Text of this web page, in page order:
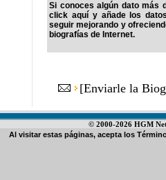
Si conoces algún dato más
click aquí y añade los
seguir mejorando y
biografías de Internet.
[Enviarle la
© 2000-2026 HGM
Al visitar estas páginas, acepta los